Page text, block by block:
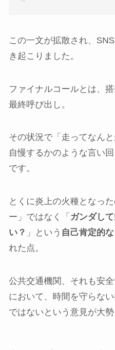
この一文が拡散され、
き起こりました。
ファイナルコールとは、
最終呼び出し。
その状況で「走ってなん
自慢するかのような言い
です。
とくに炎上の火種となっ
ー」ではなく「 ガンダし
い？ 」という 自己肯定的
れた点。
公共交通機関、それも安
において、時間を守らな
ではないという意見が大勢